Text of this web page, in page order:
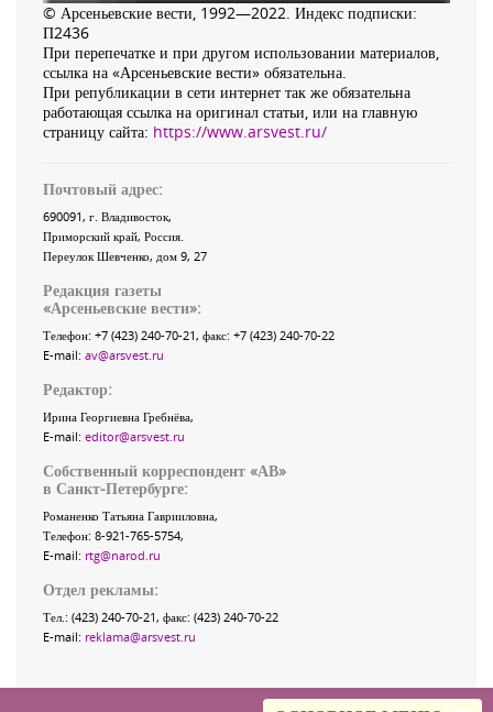
© Арсеньевские вести, 1992—2022. Индекс подписки:
П2436
При перепечатке и при другом использовании материалов,
ссылка на «Арсеньевские вести» обязательна.
При републикации в сети интернет так же обязательна
работающая ссылка на оригинал статьи, или на главную
страницу сайта: https://www.arsvest.ru/
Почтовый адрес:
690091, г. Владивосток,
Приморский край, Россия
Переулок Шевченко, дом 9, 27
Редакция газеты
«Арсеньевские вести»:
Телефон: +7 (423) 240-70-21, факс: +7 (423) 240-70-22
E-mail: av@arsvest.ru
Редактор:
Ирина Георгиевна Гребнёва,
E-mail: editor@arsvest.ru
Собственный корреспондент «АВ»
в Санкт-Петербурге:
Романенко Татьяна Гаврииловна,
Телефон: 8-921-765-5754,
E-mail: rtg@narod.ru
Отдел рекламы:
Тел.: (423) 240-70-21, факс: (423) 240-70-22
E-mail: reklama@arsvest.ru